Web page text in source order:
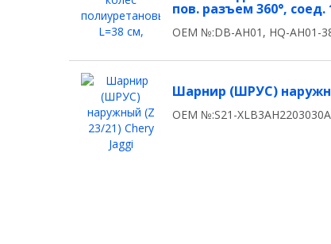
пов. разъем 360°,
OEM №:DB-AH01, HQ-AH01-
Шарнир (ШРУС)
OEM №:S21-